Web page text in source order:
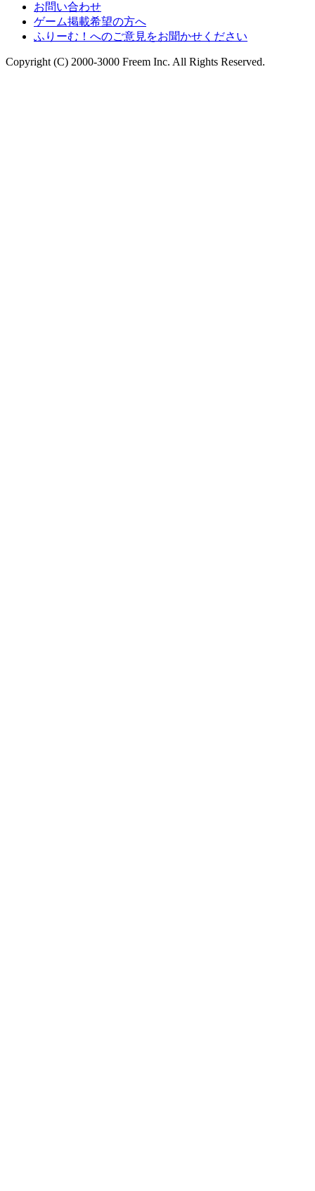
お問い合わせ
ゲーム掲載希望の方へ
ふりーむ！へのご意見をお聞かせください
Copyright (C) 2000-3000 Freem Inc. All Rights Reserved.